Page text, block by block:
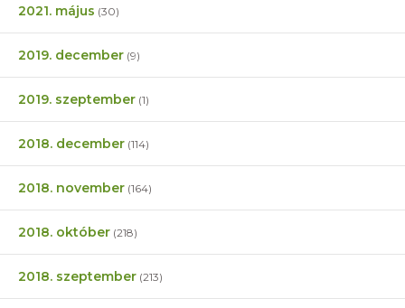
2021. május (30)
2019. december (9)
2019. szeptember (1)
2018. december (114)
2018. november (164)
2018. október (218)
2018. szeptember (213)